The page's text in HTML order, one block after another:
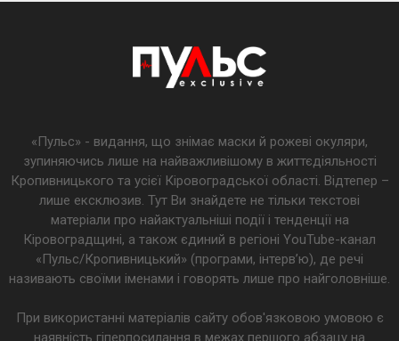
«Пульс» - видання, що знімає маски й рожеві окуляри,
зупиняючись лише на найважливішому в життєдіяльності
Кропивницького та усієї Кіровоградської області. Відтепер –
лише ексклюзив. Тут Ви знайдете не тільки текстові
матеріали про найактуальніші події і тенденції на
Кіровоградщині, а також єдиний в регіоні YouTube-канал
«Пульс/Кропивницький» (програми, інтерв’ю), де речі
називають своїми іменами і говорять лише про найголовніше.
При використанні матеріалів сайту обов'язковою умовою є
наявність гіперпосилання в межах першого абзацу на